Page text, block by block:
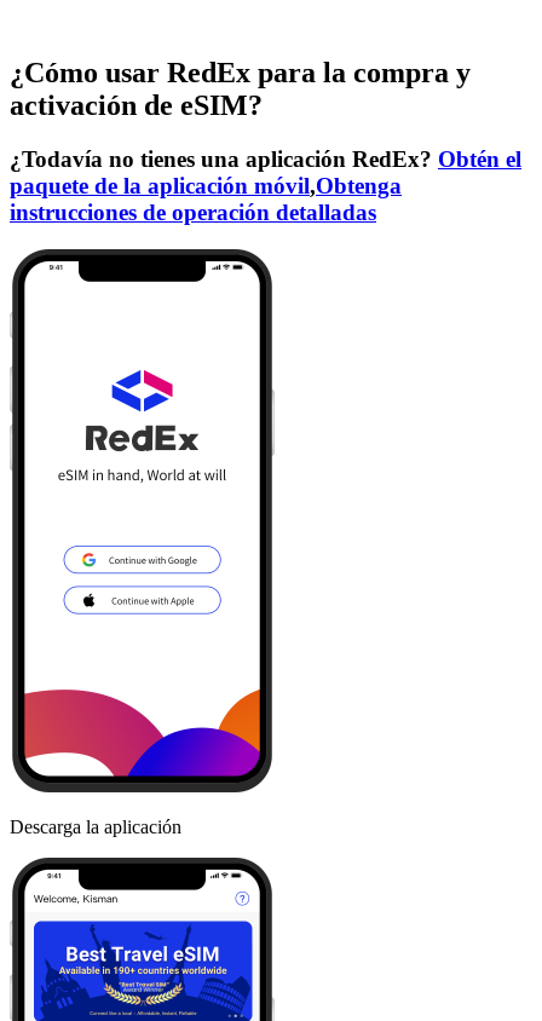
¿Cómo usar RedEx para la compra y
activación de eSIM?
¿Todavía no tienes una aplicación RedEx? Obtén el
paquete de la aplicación móvil,Obtenga
instrucciones de operación detalladas
Descarga la aplicación